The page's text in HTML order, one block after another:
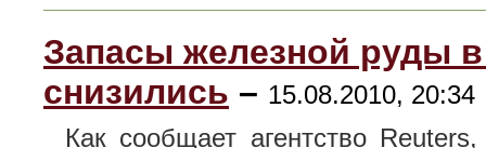
Запасы железной руды в
снизились – 15.08.2010, 20:34
Как сообщает агентство